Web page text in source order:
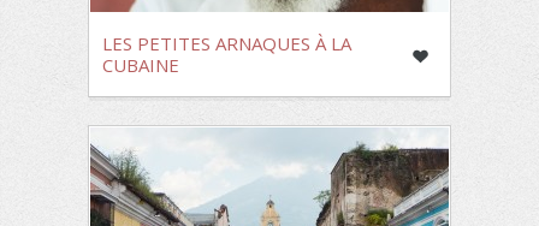
LES PETITES ARNAQUES À LA
CUBAINE